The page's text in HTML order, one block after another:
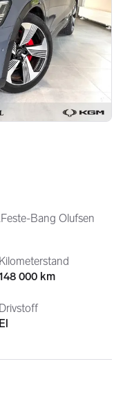
Bang Olufsen
Kilometerstand
000 km
Drivstoff
El